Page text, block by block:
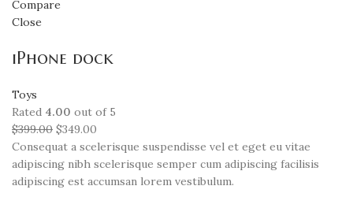
Compare
Close
iPhone dock
Toys
Rated 4.00 out of 5
$399.00 $349.00
Consequat a scelerisque suspendisse vel et eget eu vitae
adipiscing nibh scelerisque semper cum adipiscing facilisis
adipiscing est accumsan lorem vestibulum.